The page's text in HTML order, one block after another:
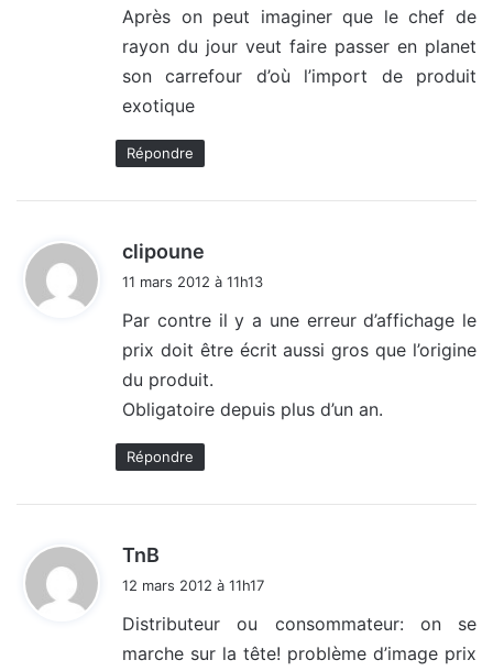
Après on peut imaginer que le chef de
rayon du jour veut faire passer en planet
son carrefour d’où l’import de produit
exotique
Répondre
clipoune
i
:
11 mars 2012 à 11h13
Par contre il y a une erreur d’affichage le
prix doit être écrit aussi gros que l’origine
du produit.
Obligatoire depuis plus d’un an.
Répondre
TnB
:
12 mars 2012 à 11h17
Distributeur ou consommateur: on se
marche sur la tête! problème d’image prix